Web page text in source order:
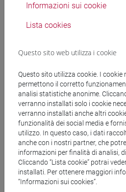
GIUNTA Ines
Materiali didattici
Materiali su Moodle
Corsi di studio e
[FM61] SCIENZE
magistrale (DM270)
filosofia/scienze umane e
[FM8] LAVORO,
Informazioni sui cookie
Lista cookies
Questo sito web utilizza i cookie
Questo sito utilizza cookie. I cookie
permettono il corretto
analisi statistiche anonime.
verranno installati solo i cookie
verranno installati anche altri
funzionalità dei social media e
utilizzo. In questo caso, i dati
anche con i nostri partner, che
informazioni per finalità di analisi,
Cliccando “Lista cookie” potrai
installati. Per ottenere maggiori
“Informazioni sui cookies”.